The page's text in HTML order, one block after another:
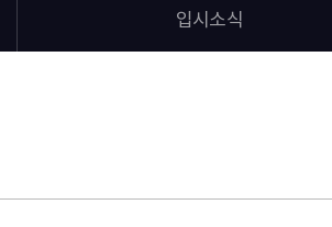
입시소식